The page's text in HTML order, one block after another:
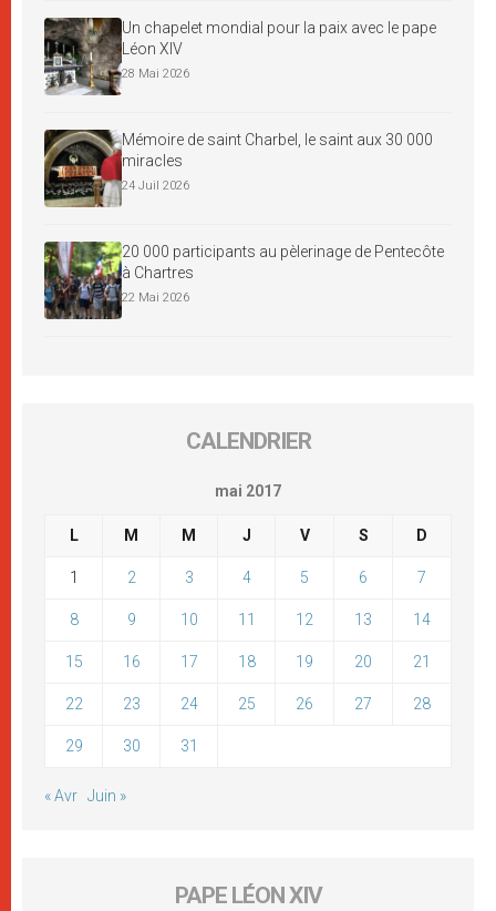
Un chapelet mondial pour la paix avec le pape
Léon XIV
28 Mai 2026
Mémoire de saint Charbel, le saint aux 30 000
miracles
24 Juil 2026
20 000 participants au pèlerinage de Pentecôte
à Chartres
22 Mai 2026
CALENDRIER
mai 2017
L M M J V S D
1 2 3 4 5 6 7
8 9 10 11 12 13 14
15 16 17 18 19 20 21
22 23 24 25 26 27 28
29 30 31
« Avr Juin »
PAPE LÉON XIV